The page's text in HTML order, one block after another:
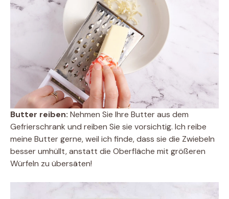
Butter reiben: Nehmen Sie Ihre Butter aus dem
Gefrierschrank und reiben Sie sie vorsichtig. Ich reibe
meine Butter gerne, weil ich finde, dass sie die Zwiebeln
besser umhüllt, anstatt die Oberfläche mit größeren
Würfeln zu übersäten!